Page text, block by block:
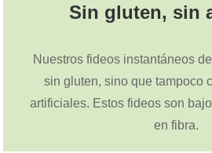
Sin gluten, sin
Nuestros fideos instantáneos
sin gluten, sino que tampoco
artificiales. Estos fideos son
en fibra.